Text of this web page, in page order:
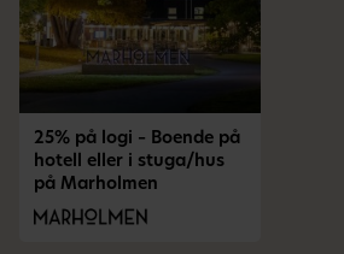
25% på logi – Boende på
hotell eller i stuga/hus
på Marholmen